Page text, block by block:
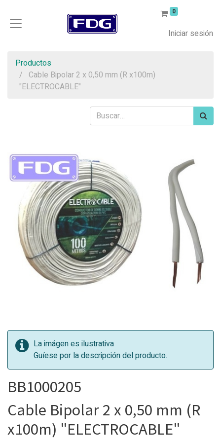
0
Iniciar sesión
Productos
Cable Bipolar 2 x 0,50 mm (R x100m)
"ELECTROCABLE"
La imágen es ilustrativa
Guíese por la descripción del producto.
BB1000205
Cable Bipolar 2 x 0,50 mm (R
x100m) "ELECTROCABLE"